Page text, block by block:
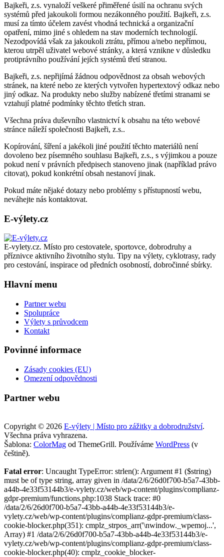
turistickým
průvodcem
Bajkeři, z.s. vynaloží veškeré přiměřené úsilí na ochranu svých
systémů před jakoukoli formou nezákonného použití. Bajkeři, z.s.
musí za tímto účelem zavést vhodná technická a organizační
opatření, mimo jiné s ohledem na stav moderních technologií.
Nezodpovídá však za jakoukoli ztrátu, přímou a/nebo nepřímou,
kterou utrpěl uživatel webové stránky, a která vznikne v důsledku
protiprávního používání jejích systémů třetí stranou.
Bajkeři, z.s. nepřijímá žádnou odpovědnost za obsah webových
stránek, na které nebo ze kterých vytvořen hypertextový odkaz nebo
jiný odkaz. Na produkty nebo služby nabízené třetími stranami se
vztahují platné podmínky těchto třetích stran.
Všechna práva duševního vlastnictví k obsahu na této webové
stránce náleží společnosti Bajkeři, z.s..
Kopírování, šíření a jakékoli jiné použití těchto materiálů není
dovoleno bez písemného souhlasu Bajkeři, z.s., s výjimkou a pouze
pokud není v právních předpisech stanoveno jinak (například právo
citovat), pokud konkrétní obsah nestanoví jinak.
Pokud máte nějaké dotazy nebo problémy s přístupností webu,
neváhejte nás kontaktovat.
E-výlety.cz
E-vylety.cz. Místo pro cestovatele, sportovce, dobrodruhy a
příznivce aktivního životního stylu. Tipy na výlety, cyklotrasy, rady
pro cestování, inspirace od předních osobností, dobročinné sbírky.
Hlavní menu
Partner webu
Spolupráce
Výlety s průvodcem
Kontakt
Povinné informace
Zásady cookies (EU)
Omezení odpovědnosti
Partner webu
Copyright © 2026 E-výlety | Místo pro zážitky a dobrodružství.
Všechna práva vyhrazena.
Šablona: ColorMag od ThemeGrill. Používáme WordPress (v
češtině).
Fatal error: Uncaught TypeError: strlen(): Argument #1 ($string)
must be of type string, array given in /data/2/6/26d0f700-b5a7-43bb-
a44b-4e33f53144b3/e-vylety.cz/web/wp-content/plugins/complianz-
gdpr-premium/functions.php:1038 Stack trace: #0
/data/2/6/26d0f700-b5a7-43bb-a44b-4e33f53144b3/e-
vylety.cz/web/wp-content/plugins/complianz-gdpr-premium/class-
cookie-blocker.php(351): cmplz_strpos_arr('\nwindow._wpemoj...',
Array) #1 /data/2/6/26d0f700-b5a7-43bb-a44b-4e33f53144b3/e-
vylety.cz/web/wp-content/plugins/complianz-gdpr-premium/class-
cookie-blocker.php(40): cmplz_cookie_blocker-